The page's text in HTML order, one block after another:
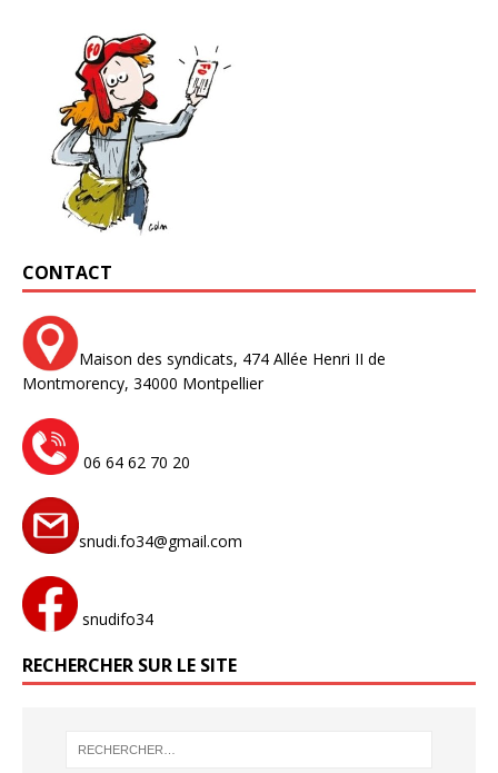
CONTACT
Maison des syndicats, 474 Allée Henri II de
Montmorency, 34000 Montpellier
06 64 62 70 20
snudi.fo34@gmail.com
snudifo34
RECHERCHER SUR LE SITE